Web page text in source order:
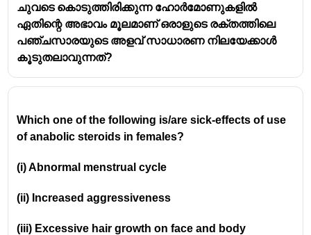
ചുവടെ കൊടുത്തിരിക്കുന്ന ഹോർമോണുകളിൽ
ഏതിന്റെ അഭാവം മൂലമാണ് ഒരാളുടെ രക്തത്തിലെ
പഞ്ചസാരയുടെ അളവ് സാധാരണ നിലയേക്കാൾ
കൂടുതലാവുന്നത്?
Which one of the following is/are sick-effects of use
of anabolic steroids in females?
(i) Abnormal menstrual cycle
(ii) Increased aggressiveness
(iii) Excessive hair growth on face and body